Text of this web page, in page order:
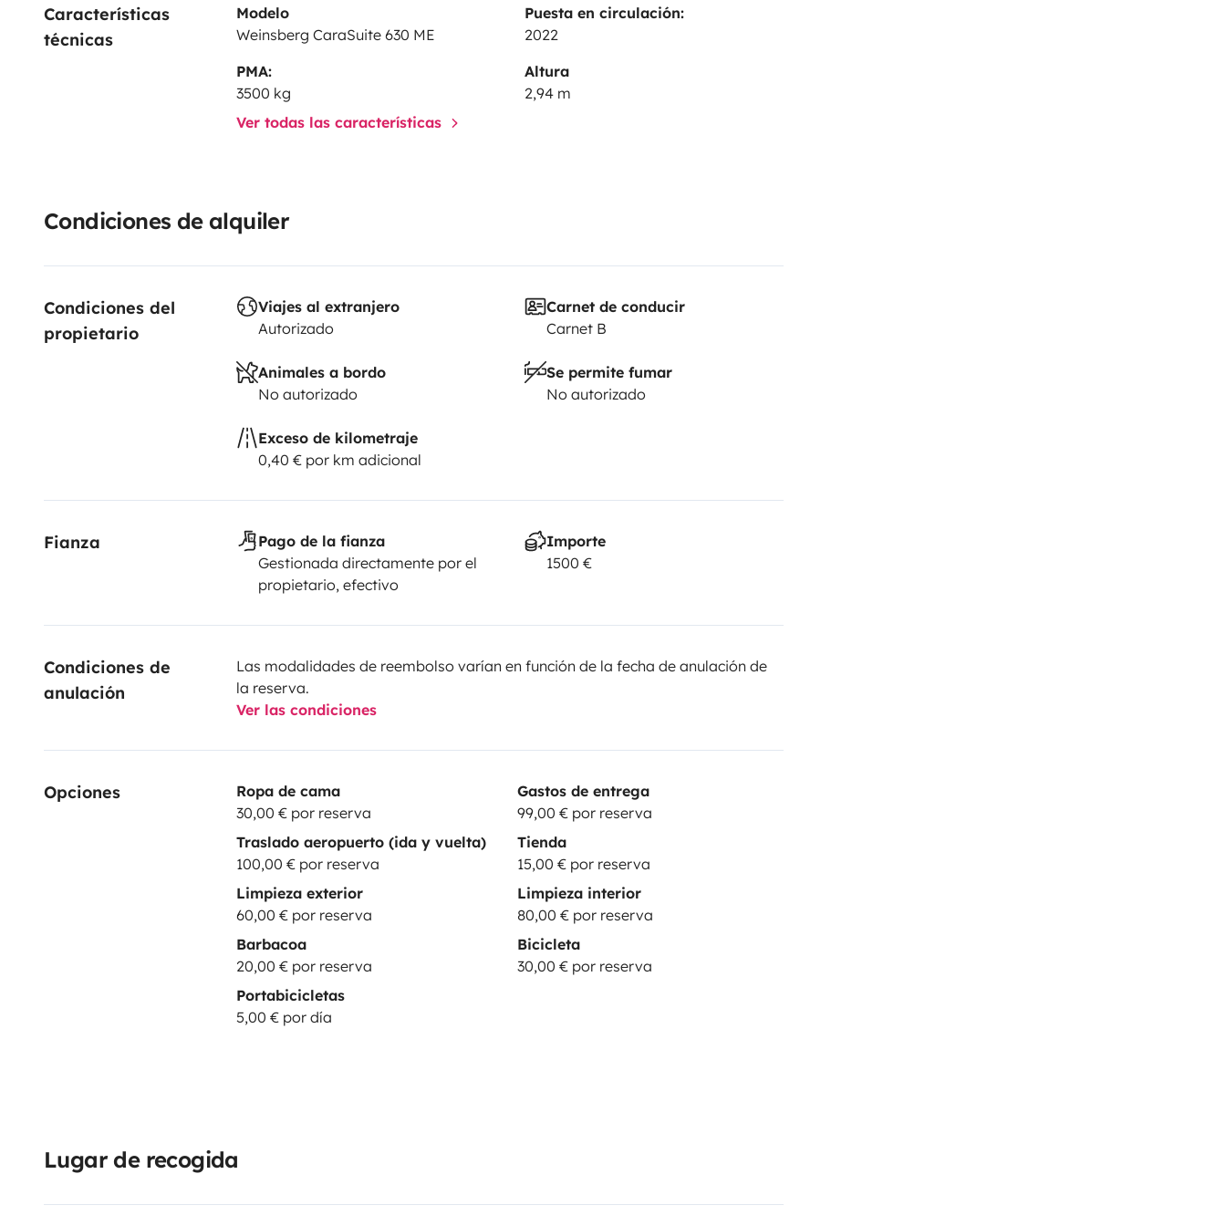
Características
técnicas
Modelo
Weinsberg CaraSuite 630 ME
Puesta en circulación:
2022
PMA:
3500 kg
Altura
2,94 m
Ver todas las características
Condiciones de alquiler
Condiciones del
propietario
Viajes al extranjero
Autorizado
Carnet de conducir
Carnet B
Animales a bordo
No autorizado
Se permite fumar
No autorizado
Exceso de kilometraje
0,40 € por km adicional
Fianza
Pago de la fianza
Gestionada directamente por el
propietario, efectivo
Importe
1500 €
Condiciones de
anulación
Las modalidades de reembolso varían en función de la fecha de anulación de
la reserva.
Ver las condiciones
Opciones
Ropa de cama
30,00 € por reserva
Gastos de entrega
99,00 € por reserva
Traslado aeropuerto (ida y vuelta)
100,00 € por reserva
Tienda
15,00 € por reserva
Limpieza exterior
60,00 € por reserva
Limpieza interior
80,00 € por reserva
Barbacoa
20,00 € por reserva
Bicicleta
30,00 € por reserva
Portabicicletas
5,00 € por día
Lugar de recogida